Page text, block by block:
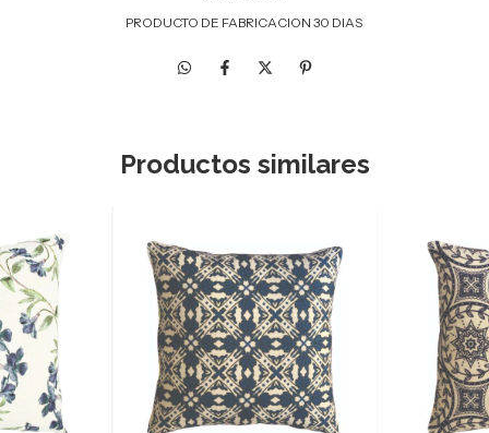
PRODUCTO DE FABRICACION 30 DIAS
Productos similares